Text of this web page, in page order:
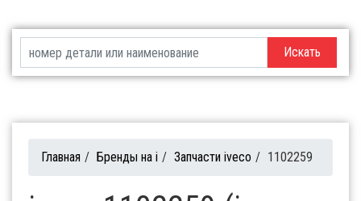
Искать
Главная / Бренды на i / Запчасти iveco / 1102259